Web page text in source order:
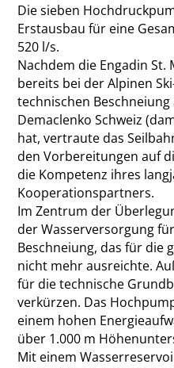
Die sieben
Erstausbau für eine
520 l/s.
Nachdem die Engadin St.
bereits bei der Alpinen
technischen
Demac­lenko Schweiz
hat, vertraute das
den Vorbereitungen auf
die Kompetenz ihres
Kooperationspartners.
Im Zentrum der
der Wasserversorgung
Beschneiung, das für die
nicht mehr ausreichte.
für die technische
verkürzen. Das
einem hohen
über 1.000 m
Mit einem